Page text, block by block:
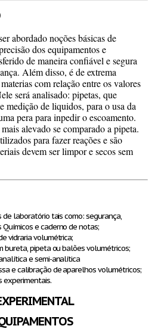
abordado noções básicas de
dos equipamentos e
de maneira confiável e segura
Além disso, é de extrema
comrelação entre os valores
será analisado: pipetas, que
medição de liquidos, para o usa da
pera para inpedir o escoamento.
alevado se comparado a pipeta.
para fazer reações e são
devem ser limpor e secos sem
de laboratório tais como: segurança,
e caderno de notas;
vidraria volumétrica;
bureta, pipeta ou balões volumétricos;
e semi-analítica
e calibração de aparelhos volumétricos;
experimentais.